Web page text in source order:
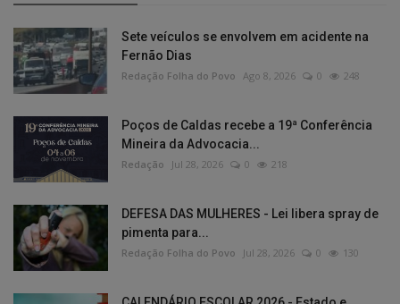
Sete veículos se envolvem em acidente na
Fernão Dias
Redação Folha do Povo Ago 8, 2026 0 248
Poços de Caldas recebe a 19ª Conferência
Mineira da Advocacia...
Redação Jul 28, 2026 0 218
DEFESA DAS MULHERES - Lei libera spray de
pimenta para...
Redação Folha do Povo Jul 28, 2026 0 130